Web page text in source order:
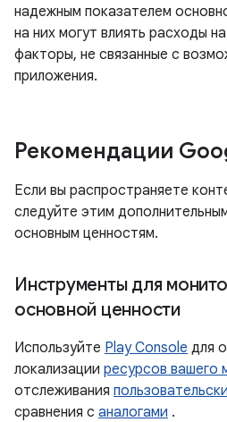
надежным показателем
на них могут влиять расходы
факторы, не связанные с
приложения.
Рекомендации
Если вы распространяете
следуйте этим
основным ценностям.
Инструменты для
основной ценности
Используйте Play Console для
локализации ресурсов вашего
отслеживания
сравнения с аналогами .